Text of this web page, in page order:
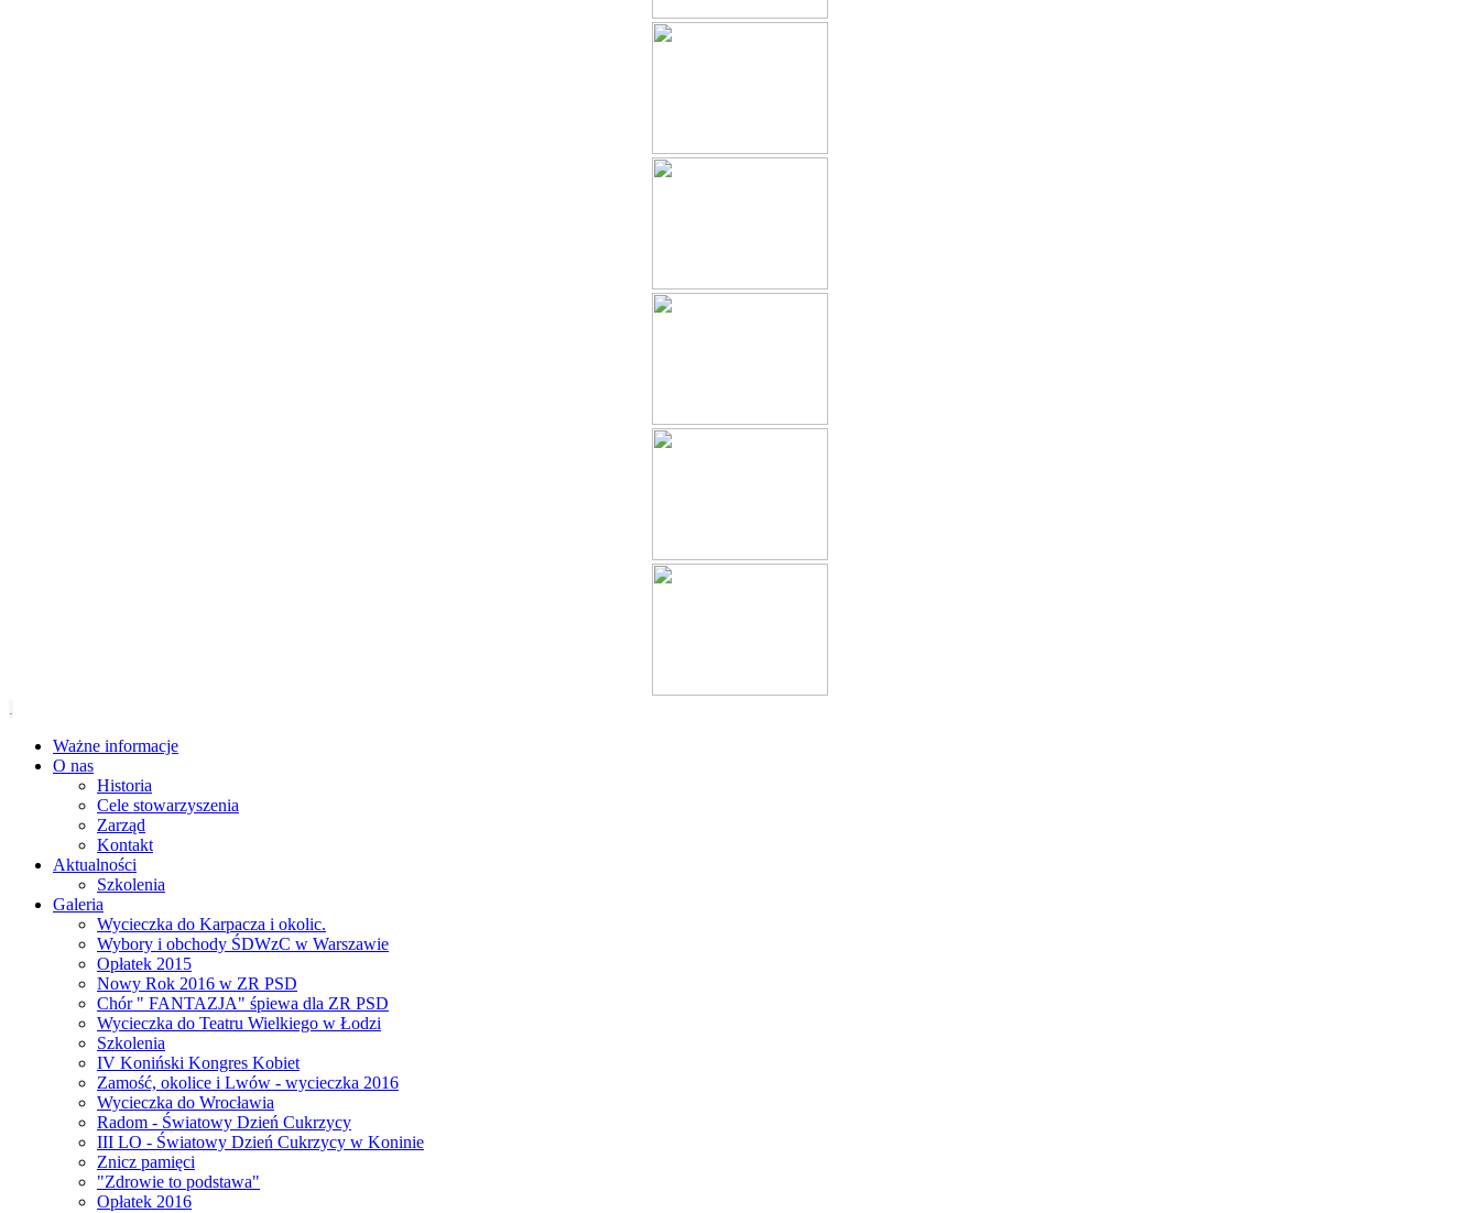
Ważne informacje
O nas
Historia
Cele stowarzyszenia
Zarząd
Kontakt
Aktualności
Szkolenia
Galeria
Wycieczka do Karpacza i okolic.
Wybory i obchody ŚDWzC w Warszawie
Opłatek 2015
Nowy Rok 2016 w ZR PSD
Chór " FANTAZJA" śpiewa dla ZR PSD
Wycieczka do Teatru Wielkiego w Łodzi
Szkolenia
IV Koniński Kongres Kobiet
Zamość, okolice i Lwów - wycieczka 2016
Wycieczka do Wrocławia
Radom - Światowy Dzień Cukrzycy
III LO - Światowy Dzień Cukrzycy w Koninie
Znicz pamięci
"Zdrowie to podstawa"
Opłatek 2016